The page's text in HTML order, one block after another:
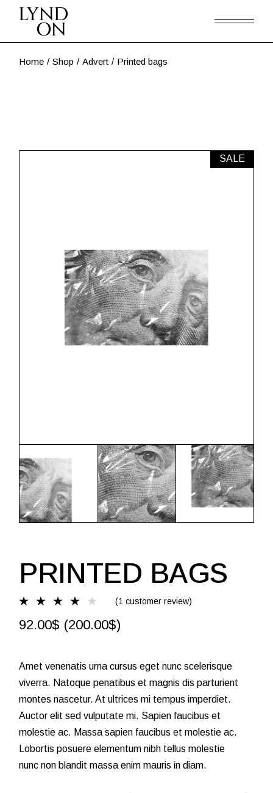
Home Shop Advert Printed bags
SALE
PRINTED BAGS
(1 customer review)
200.00$
92.00$
Amet venenatis urna cursus eget nunc scelerisque
viverra. Natoque penatibus et magnis dis parturient
montes nascetur. At ultrices mi tempus imperdiet.
Auctor elit sed vulputate mi. Sapien faucibus et
molestie ac. Massa sapien faucibus et molestie ac.
Lobortis posuere elementum nibh tellus molestie
nunc non blandit massa enim mauris in diam.